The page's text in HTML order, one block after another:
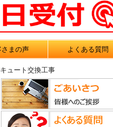
さまの声 よくある質問
ュート交換工事